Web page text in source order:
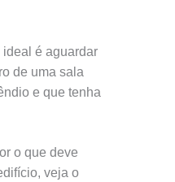
é aguardar
de uma sala
e que tenha
o que deve
veja o